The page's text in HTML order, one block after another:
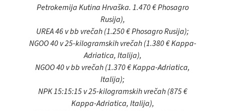
Petrokemija Kutina Hrvaška. 1.470 € Phosagro
Rusija),
UREA 46 v bb vrečah (1.250 € Phosagro Rusija);
NGOO 40 v 25-kilogramskih vrečah (1.380 € Kappa-
Adriatica, Italija),
NGOO 40 v bb vrečah (1.370 € Kappa-Adriatica,
Italija);
NPK 15:15:15 v 25-kilogramskih vrečah (875 €
Kappa-Adriatica, Italija),